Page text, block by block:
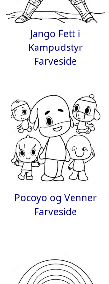
Jango Fett i
Kampudstyr
Farveside
Pocoyo og Venner
Farveside